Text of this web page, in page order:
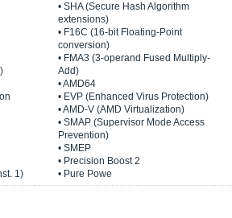
1)
• SHA (Secure Hash Algorithm
extensions)
• F16C (16-bit Floating-Point
conversion)
• FMA3 (3-operand Fused Multiply-
Add)
• AMD64
• EVP (Enhanced Virus Protection)
• AMD-V (AMD Virtualization)
• SMAP (Supervisor Mode Access
Prevention)
• SMEP
• Precision Boost 2
• Pure Powe